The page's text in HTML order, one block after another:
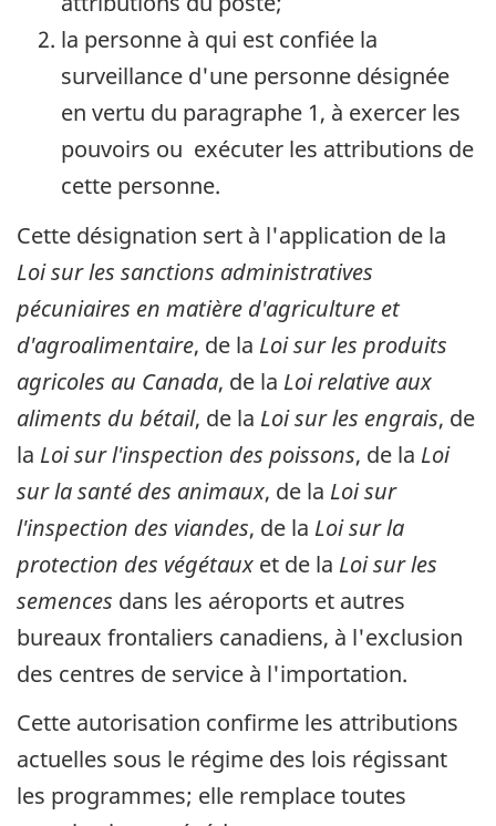
la personne à qui est confiée la
surveillance d'une personne désignée
en vertu du paragraphe 1, à exercer les
pouvoirs ou exécuter les attributions de
cette personne.
Cette désignation sert à l'application de la
Loi sur les sanctions administratives
pécuniaires en matière d'agriculture et
d'agroalimentaire, de la Loi sur les produits
agricoles au Canada, de la Loi relative aux
aliments du bétail, de la Loi sur les engrais, de
la Loi sur l'inspection des poissons, de la Loi
sur la santé des animaux, de la Loi sur
l'inspection des viandes, de la Loi sur la
protection des végétaux et de la Loi sur les
semences dans les aéroports et autres
bureaux frontaliers canadiens, à l'exclusion
des centres de service à l'importation.
Cette autorisation confirme les attributions
actuelles sous le régime des lois régissant
les programmes; elle remplace toutes